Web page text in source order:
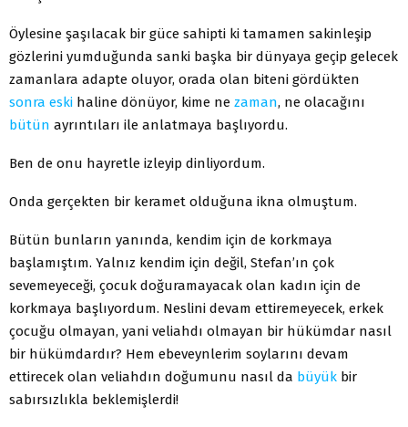
Öylesine şaşılacak bir güce sahipti ki tamamen sakinleşip
gözlerini yumduğunda sanki başka bir dünyaya geçip gelecek
zamanlara adapte oluyor, orada olan biteni gördükten
sonra eski haline dönüyor, kime ne zaman, ne olacağını
bütün ayrıntıları ile anlatmaya başlıyordu.
Ben de onu hayretle izleyip dinliyordum.
Onda gerçekten bir keramet olduğuna ikna olmuştum.
Bütün bunların yanında, kendim için de korkmaya
başlamıştım. Yalnız kendim için değil, Stefan’ın çok
sevemeyeceği, çocuk doğuramayacak olan kadın için de
korkmaya başlıyordum. Neslini devam ettiremeyecek, erkek
çocuğu olmayan, yani veliahdı olmayan bir hükümdar nasıl
bir hükümdardır? Hem ebeveynlerim soylarını devam
ettirecek olan veliahdın doğumunu nasıl da büyük bir
sabırsızlıkla beklemişlerdi!